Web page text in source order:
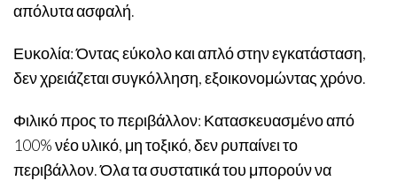
απόλυτα ασφαλή.
Ευκολία: Όντας εύκολο και απλό στην εγκατάσταση,
δεν χρειάζεται συγκόλληση, εξοικονομώντας χρόνο.
Φιλικό προς το περιβάλλον: Κατασκευασμένο από
100% νέο υλικό, μη τοξικό, δεν ρυπαίνει το
περιβάλλον. Όλα τα συστατικά του μπορούν να